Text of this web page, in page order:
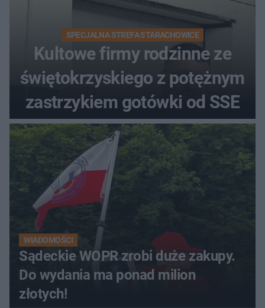
SPECJALNA STREFA STARACHOWICE
Kultowe firmy rodzinne ze
świętokrzyskiego z potężnym
zastrzykiem gotówki od SSE
WIADOMOŚCI
Sądeckie WOPR zrobi duże zakupy.
Do wydania ma ponad milion
złotych!